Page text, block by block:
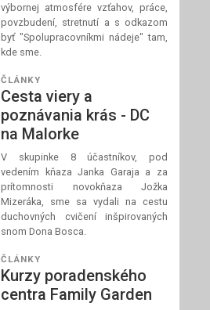
výbornej atmosfére vzťahov, práce,
povzbudení, stretnutí a s odkazom
byť "Spolupracovníkmi nádeje" tam,
kde sme.
ČLÁNKY
Cesta viery a
poznávania krás - DC
na Malorke
V skupinke 8 účastníkov, pod
vedením kňaza Janka Garaja a za
prítomnosti novokňaza Jožka
Mizeráka, sme sa vydali na cestu
duchovných cvičení inšpirovaných
snom Dona Bosca.
ČLÁNKY
Kurzy poradenského
centra Family Garden